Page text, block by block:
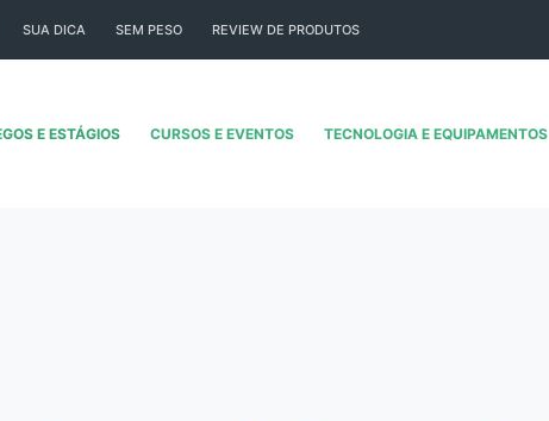
SUA DICA SEM PESO REVIEW DE PRODUTOS
E ESTÁGIOS CURSOS E EVENTOS TECNOLOGIA E EQUIPAMENTOS